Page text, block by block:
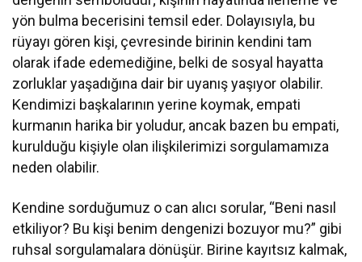
yön bulma becerisini temsil eder. Dolayısıyla, bu
rüyayı gören kişi, çevresinde birinin kendini tam
olarak ifade edemediğine, belki de sosyal hayatta
zorluklar yaşadığına dair bir uyanış yaşıyor olabilir.
Kendimizi başkalarının yerine koymak, empati
kurmanın harika bir yoludur, ancak bazen bu empati,
kurulduğu kişiyle olan ilişkilerimizi sorgulamamıza
neden olabilir.
Kendine sorduğumuz o can alıcı sorular, “Beni nasıl
etkiliyor? Bu kişi benim dengenizi bozuyor mu?” gibi
ruhsal sorgulamalara dönüşür. Birine kayıtsız kalmak,